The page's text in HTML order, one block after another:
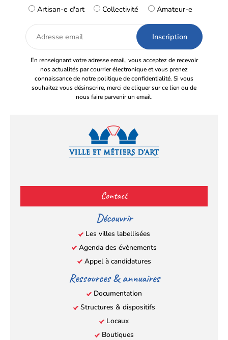
Artisan-e d'art
Collectivité Amateur-e
Adresse
email
En renseignant votre adresse email, vous acceptez de recevoir
nos actualités par courrier électronique et vous prenez
connaissance de notre politique de confidentialité. Si vous
souhaitez vous désinscrire, merci de cliquer sur ce lien ou de
nous faire parvenir un email.
(s’ouvre
dans
un
nouvel
onglet)
(s’ouvre
dans
un
nouvel
onglet)
(s’ouvre
dans
un
nouvel
onglet)
(s’ouvre
un
nouvel
onglet)
Contact
Découvrir
Les villes labellisées
Agenda des évènements
Appel à candidatures
Ressources & annuaires
Documentation
Structures & dispositifs
Locaux
Boutiques